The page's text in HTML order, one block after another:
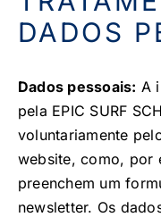
DADOS
Dados pessoais: A
pela EPIC SURF
voluntariamente
website, como, por
preenchem um
newsletter. Os